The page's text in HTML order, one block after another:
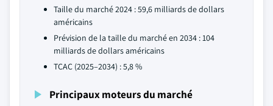
Taille du marché 2024 : 59,6 milliards de dollars
américains
Prévision de la taille du marché en 2034 : 104
milliards de dollars américains
TCAC (2025–2034) : 5,8 %
Principaux moteurs du marché